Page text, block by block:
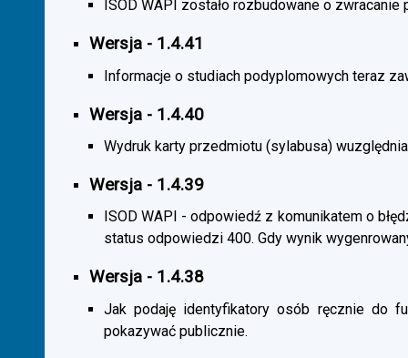
ISOD WAPI zostało rozbudowane o zwracanie
Wersja - 1.4.41
Informacje o studiach podyplomowych teraz
Wersja - 1.4.40
Wydruk karty przedmiotu (sylabusa)
Wersja - 1.4.39
ISOD WAPI - odpowiedź z komunikatem o
status odpowiedzi 400. Gdy wynik
Wersja - 1.4.38
Jak podaję identyfikatory osób ręcznie do
pokazywać publicznie.